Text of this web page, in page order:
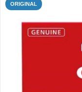
ORIGINAL